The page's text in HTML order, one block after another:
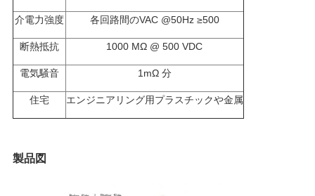
さ
い
介電力強度 各回路間のVAC @50Hz ≥500
断熱抵抗 1000 MΩ @ 500 VDC
電気騒音 1mΩ 分
住宅 エンジニアリング用プラスチックや金属
製品図